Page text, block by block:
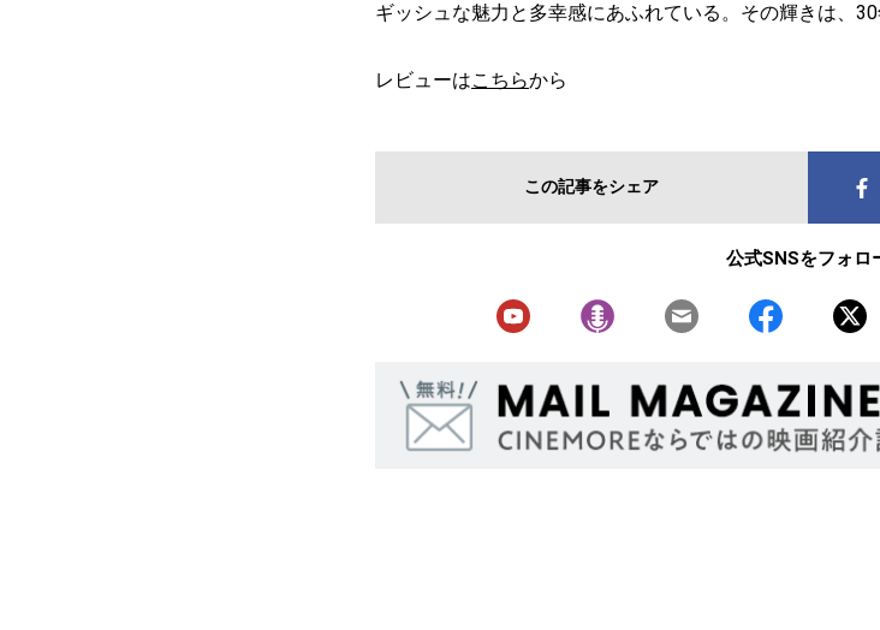
ギッシュな魅力と多幸感にあふれている。その輝きは、
レビューはこちらから
この記事をシェア
公式SNSをフォロ